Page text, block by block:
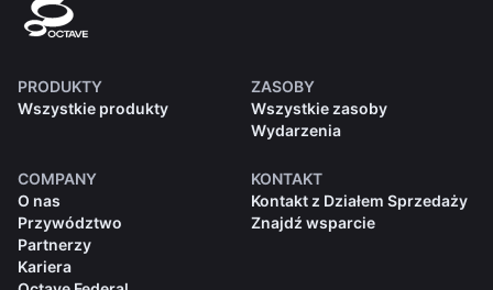
PRODUKTY
Wszystkie produkty
ZASOBY
Wszystkie zasoby
Wydarzenia
COMPANY
O nas
Przywództwo
Partnerzy
Kariera
KONTAKT
Kontakt z Działem Sprzedaży
Znajdź wsparcie